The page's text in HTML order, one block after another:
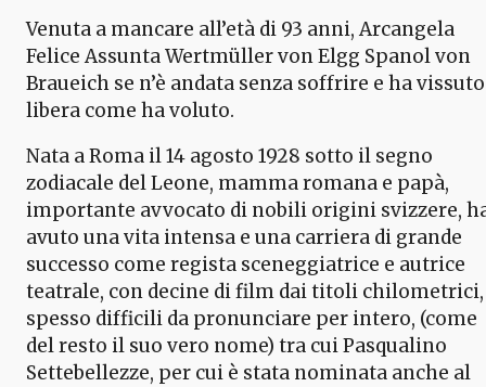
Venuta a mancare all’età di 93 anni, Arcangela
Felice Assunta Wertmüller von Elgg Spanol von
Braueich se n’è andata senza soffrire e ha vissuto
libera come ha voluto.
Nata a Roma il 14 agosto 1928 sotto il segno
zodiacale del Leone, mamma romana e papà,
importante avvocato di nobili origini svizzere,
avuto una vita intensa e una carriera di grande
successo come regista sceneggiatrice e autrice
teatrale, con decine di film dai titoli chilometrici,
spesso difficili da pronunciare per intero, (come
del resto il suo vero nome) tra cui Pasqualino
Settebellezze, per cui è stata nominata anche al